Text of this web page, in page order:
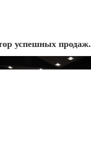
успешных продаж.